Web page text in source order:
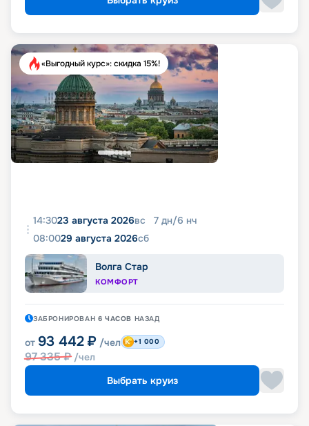
«Выгодный курс»: скидка 15%!
14:3023 августа 2026вс 7 дн/6 нч
08:0029 августа 2026сб
Волга Стар
КОМФОРТ
ЗАБРОНИРОВАН 6 ЧАСОВ НАЗАД
от 93 442 ₽ /чел
97 335₽ /чел
+1 000
Выбрать круиз